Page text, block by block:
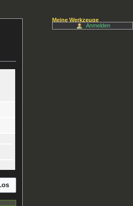
Meine Werkzeuge
Anmelden